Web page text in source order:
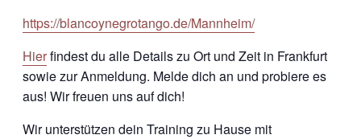
https://blancoynegrotango.de/Mannheim/
Hierfindest du alle Details zu Ort und Zeit in Frankfurt
sowie zur Anmeldung. Melde dich an und probiere es
aus! Wir freuen uns auf dich!
Wir unterstützen dein Training zu Hause mit